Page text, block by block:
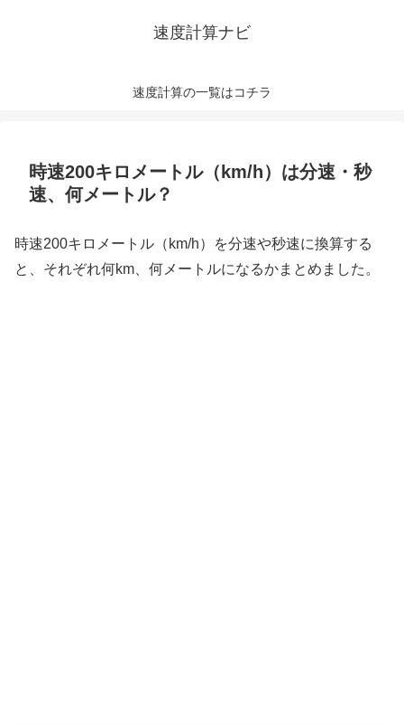
速度計算ナビ
速度計算の一覧はコチラ
時速200キロメートル（km/h）は分速・秒
速、何メートル？
時速200キロメートル（km/h）を分速や秒速に換算する
と、それぞれ何km、何メートルになるかまとめました。